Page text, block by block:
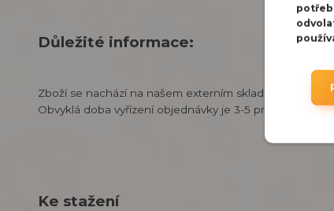
Důležité informace:
Zboží se nachází na našem externím skladu v Praze.
Obvyklá doba vyřízení objednávky je 3-5 pracovních
Ke stažení